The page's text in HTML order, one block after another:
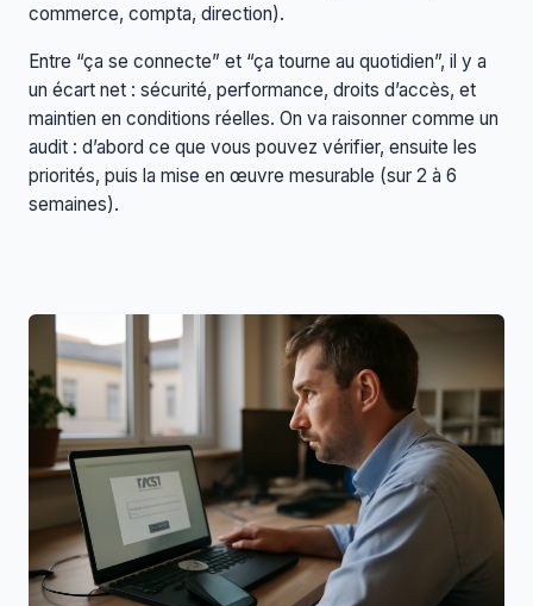
commerce, compta, direction).
Entre “ça se connecte” et “ça tourne au quotidien”, il y a
un écart net : sécurité, performance, droits d’accès, et
maintien en conditions réelles. On va raisonner comme un
audit : d’abord ce que vous pouvez vérifier, ensuite les
priorités, puis la mise en œuvre mesurable (sur 2 à 6
semaines).